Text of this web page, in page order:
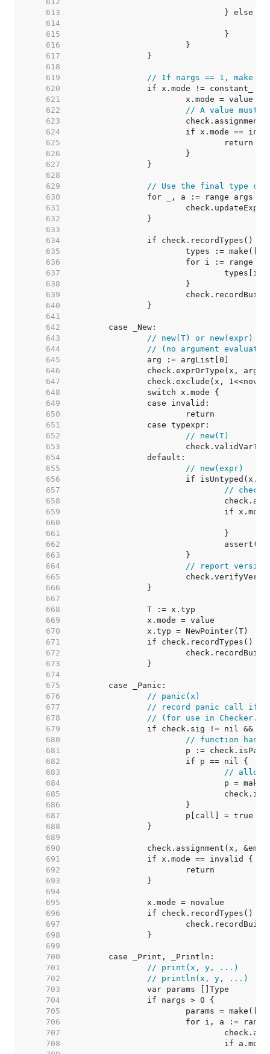
   613
   614
   615
   616
   617
   618
   619
// If nargs == 1, make
   620
   621
   622
// A value must
   623
   624
   625
   626
   627
   628
   629
// Use the final type
   630
   631
   632
   633
   634
   635
   636
   637
   638
   639
   640
   641
   642
   643
// new(T) or new(expr)
   644
// (no argument
   645
   646
   647
   648
   649
   650
   651
   652
// new(T)
   653
   654
   655
// new(expr)
   656
   657
// check
   658
   659
   660
   661
   662
   663
   664
// report
   665
   666
   667
   668
   669
   670
   671
   672
   673
   674
   675
   676
// panic(x)
   677
// record panic call if
   678
// (for use in
   679
   680
// function has
   681
   682
   683
//
   684
   685
   686
   687
   688
   689
   690
   691
   692
   693
   694
   695
   696
   697
   698
   699
   700
   701
// print(x, y, ...)
   702
// println(x, y, ...)
   703
   704
   705
   706
   707
   708